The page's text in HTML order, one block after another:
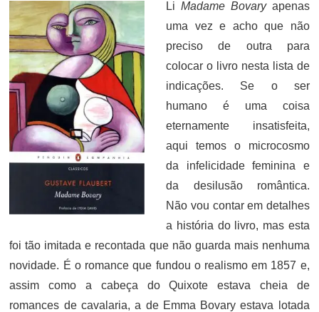
LiMadame Bovaryapenas
uma vez e acho que não
preciso de outra para
colocar o livro nesta lista de
indicações. Se o ser
humano é uma coisa
eternamente insatisfeita,
aqui temos o microcosmo
da infelicidade feminina e
da desilusão romântica.
Não vou contar em detalhes
a história do livro, mas esta
foi tão imitada e recontada que não guarda mais nenhuma
novidade. É o romance que fundou o realismo em 1857 e,
assim como a cabeça do Quixote estava cheia de
romances de cavalaria, a de Emma Bovary estava lotada